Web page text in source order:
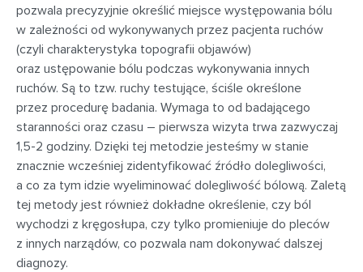
pozwala precyzyjnie określić miejsce występowania bólu
w zależności od wykonywanych przez pacjenta ruchów
(czyli charakterystyka topografii objawów)
oraz ustępowanie bólu podczas wykonywania innych
ruchów. Są to tzw. ruchy testujące, ściśle określone
przez procedurę badania. Wymaga to od badającego
staranności oraz czasu – pierwsza wizyta trwa zazwyczaj
1,5-2 godziny. Dzięki tej metodzie jesteśmy w stanie
znacznie wcześniej zidentyfikować źródło dolegliwości,
a co za tym idzie wyeliminować dolegliwość bólową. Zaletą
tej metody jest również dokładne określenie, czy ból
wychodzi z kręgosłupa, czy tylko promieniuje do pleców
z innych narządów, co pozwala nam dokonywać dalszej
diagnozy.